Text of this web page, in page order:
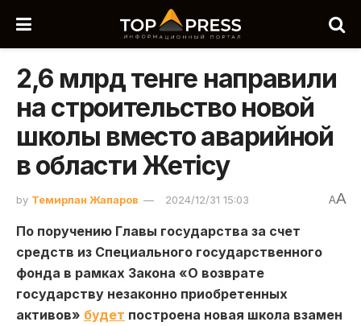
2,6 млрд тенге направили
на строительство новой
школы вместо аварийной
в области Жетісу
by Темирлан Жапаров 2024/12/31 15:03 AA
По поручению Главы государства за счет
средств из Специального государственного
фонда в рамках Закона «О возврате
государству незаконно приобретенных
активов» будет построена новая школа взамен